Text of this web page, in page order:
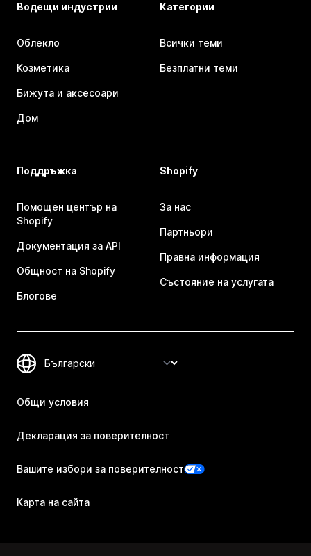
Водещи индустрии
Облекло
Козметика
Бижута и аксесоари
Дом
Категории
Всички теми
Безплатни теми
Поддръжка
Помощен център на
Shopify
Документация за API
Общност на Shopify
Блогове
Shopify
За нас
Партньори
Правна информация
Състояние на услугата
Общи условия
Декларация за поверителност
Вашите избори за поверителност
Карта на сайта